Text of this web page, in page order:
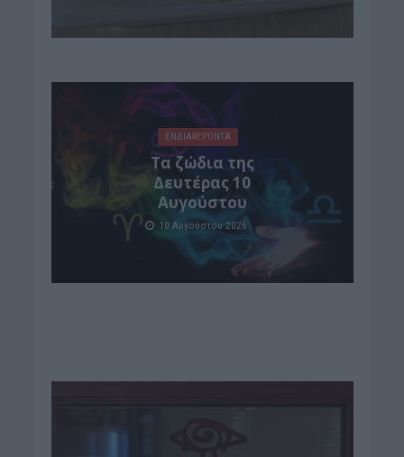
ΕΝΔΙΑΦΕΡΟΝΤΑ
Τα ζώδια της
Δευτέρας 10
Αυγούστου
10 Αυγούστου 2026